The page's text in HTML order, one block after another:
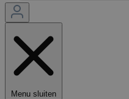
Menu sluiten